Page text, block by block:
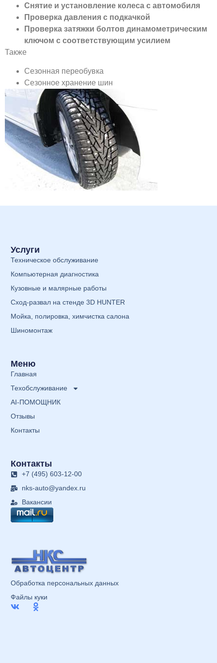
Снятие и установление колеса с автомобиля
Проверка давления с подкачкой
Проверка затяжки болтов динамометрическим
ключом с соответствующим усилием
Также
Cезонная переобувка
Сезонное хранение шин
Обработка персональных данных
Файлы куки
Услуги
Техническое обслуживание
Компьютерная диагностика
Кузовные и малярные работы
Сход-развал на стенде 3D HUNTER
Мойка, полировка, химчистка салона
Шиномонтаж
Меню
Главная
Техобслуживание
AI-ПОМОЩНИК
Отзывы
Контакты
Контакты
+7 (495) 603-12-00
nks-auto@yandex.ru
Вакансии